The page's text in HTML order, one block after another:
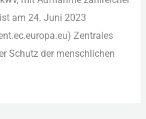
a‬m 24. Juni 2023
Zentrales
Schutz d‬er menschlichen